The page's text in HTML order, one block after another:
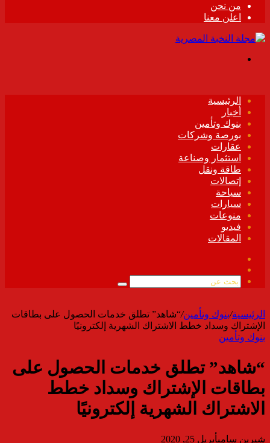
من نحن
اعلن معنا
الرئيسية
أخبار
بنوك وتأمين
بورصة وشركات
عقارات
استثمار وصناعة
طاقة ونقل
إتصالات
سياحة
سيارات
منوعات
فيديو
المقالات
الموقع
بحث
الرئيسية/بنوك وتأمين/“شاهد” تطلق خدمات الحصول على بطاقات
الإشتراك وسداد خطط الاشتراك الشهرية إلكترونيًا
بنوك وتأمين
“شاهد” تطلق خدمات الحصول على
بطاقات الإشتراك وسداد خطط
الاشتراك الشهرية إلكترونيًا
شيرين سامىأبريل 25, 2020